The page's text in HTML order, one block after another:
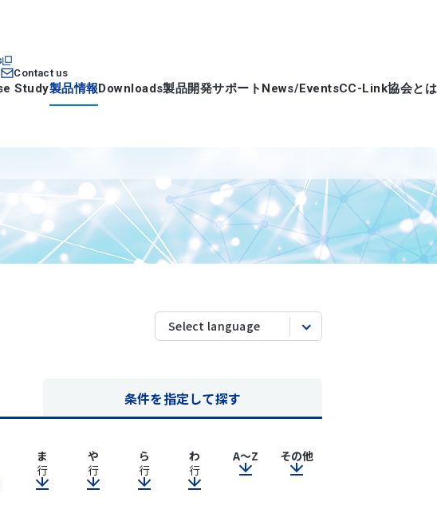
Contact us
Study製品情報Downloads製品開発サポート News/EventsCC-Link協会とは
条件を指定して探す
ま
行
や
行
ら
行
わ
行
A～Z その他